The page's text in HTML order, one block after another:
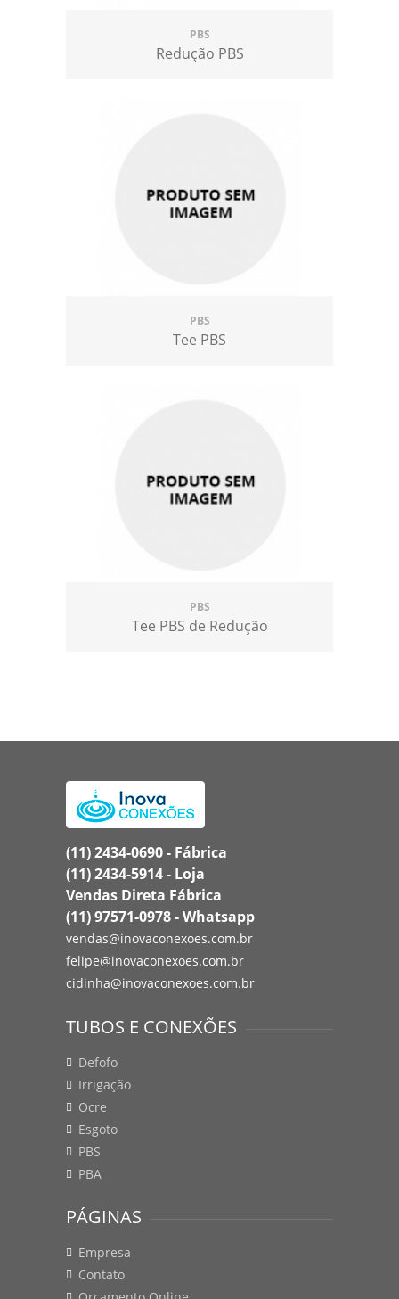
PBS
Redução PBS
PBS
Tee PBS
PBS
Tee PBS de Redução
(11) 2434-0690 - Fábrica
(11) 2434-5914 - Loja
Vendas Direta Fábrica
(11) 97571-0978 - Whatsapp
vendas@inovaconexoes.com.br
felipe@inovaconexoes.com.br
cidinha@inovaconexoes.com.br
TUBOS E CONEXÕES
Defofo
Irrigação
Ocre
Esgoto
PBS
PBA
PÁGINAS
Empresa
Contato